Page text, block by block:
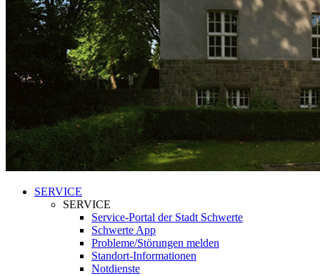
SERVICE
SERVICE
Service-Portal der Stadt Schwerte
Schwerte App
Probleme/Störungen melden
Standort-Informationen
Notdienste